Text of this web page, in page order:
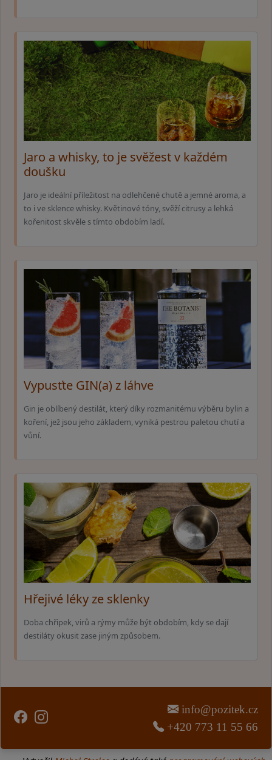
Jaro a whisky, to je svěžest v každém
doušku
Jaro je ideální příležitost na odlehčené chutě a jemné aroma, a
to i ve sklence whisky. Květinové tóny, svěží citrusy a lehká
kořenitost skvěle s tímto obdobím ladí.
Vypusťte GIN(a) z láhve
Gin je oblíbený destilát, který díky rozmanitému výběru bylin a
koření, jež jsou jeho základem, vyniká pestrou paletou chutí a
vůní.
Hřejivé léky ze sklenky
Doba chřipek, virů a rýmy může být obdobím, kdy se dají
destiláty okusit zase jiným způsobem.
info@pozitek.cz
+420 773 11 55 66